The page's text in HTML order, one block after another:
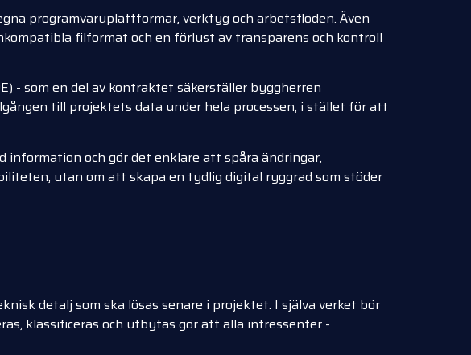
programvaruplattformar, verktyg och arbetsflöden. Även
filformat och en förlust av transparens och kontroll
- som en del av kontraktet säkerställer byggherren
till projektets data under hela processen, i stället för att
och gör det enklare att spåra ändringar,
utan om att skapa en tydlig digital ryggrad som stöder
detalj som ska lösas senare i projektet. I själva verket bör
klassificeras och utbytas gör att alla intressenter -